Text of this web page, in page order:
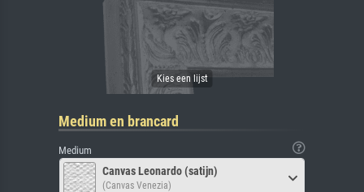
Medium en brancard
Medium
Canvas Leonardo (satijn)
(Canvas Venezia)